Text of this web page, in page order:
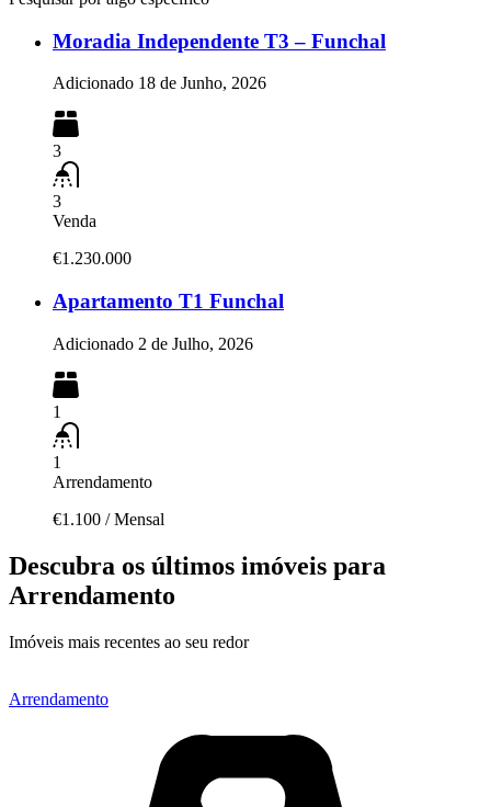
Moradia Independente T3 – Funchal
Adicionado 18 de Junho, 2026
3
3
Venda
€1.230.000
Apartamento T1 Funchal
Adicionado 2 de Julho, 2026
1
1
Arrendamento
€1.100 / Mensal
Descubra os últimos imóveis para
Arrendamento
Imóveis mais recentes ao seu redor
Arrendamento